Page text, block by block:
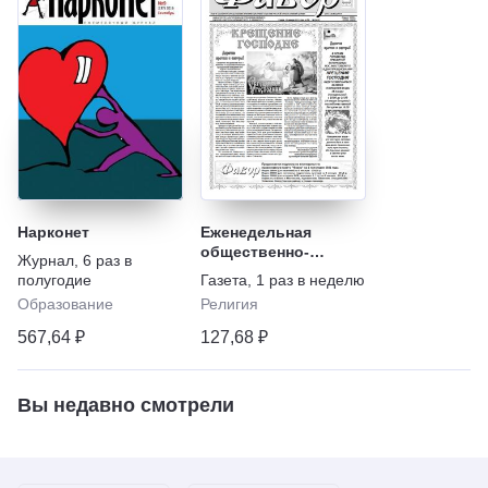
Нарконет
Журнал 6 раз в
полугодие
Образование
567,64 ₽
Еженедельная
общественно-
православная газета
"Фавор"
Газета
1 раз в неделю
Религия
127,68 ₽
Вы недавно смотрели